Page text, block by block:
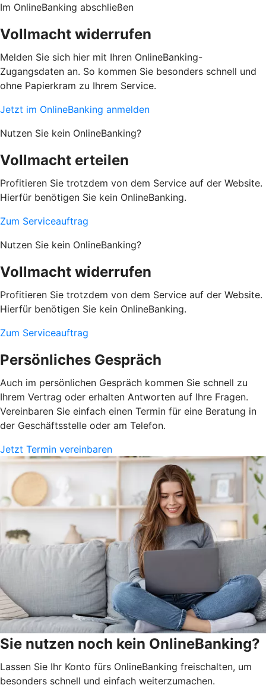
Im OnlineBanking abschließen
Vollmacht widerrufen
Melden Sie sich hier mit Ihren OnlineBanking-
Zugangsdaten an. So kommen Sie besonders schnell und
ohne Papierkram zu Ihrem Service.
Jetzt im OnlineBanking anmelden
Nutzen Sie kein OnlineBanking?
Vollmacht erteilen
Profitieren Sie trotzdem von dem Service auf der Website.
Hierfür benötigen Sie kein OnlineBanking.
Zum Serviceauftrag
Nutzen Sie kein OnlineBanking?
Vollmacht widerrufen
Profitieren Sie trotzdem von dem Service auf der Website.
Hierfür benötigen Sie kein OnlineBanking.
Zum Serviceauftrag
Persönliches Gespräch
Auch im persönlichen Gespräch kommen Sie schnell zu
Ihrem Vertrag oder erhalten Antworten auf Ihre Fragen.
Vereinbaren Sie einfach einen Termin für eine Beratung in
der Geschäftsstelle oder am Telefon.
Jetzt Termin vereinbaren
Sie nutzen noch kein OnlineBanking?
Lassen Sie Ihr Konto fürs OnlineBanking freischalten, um
besonders schnell und einfach weiterzumachen.